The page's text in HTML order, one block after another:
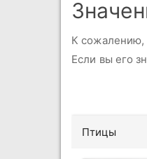
К сожалению,
Если вы его
Птицы